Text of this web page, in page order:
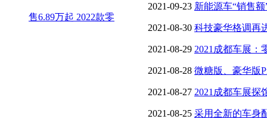
售6.89万起 2022款零
约
2021-09-23 新能源车“销售
光MINI居第八
2021-08-30 科技豪华格调再
2021成都车展
2021-08-29 2021成都车展：
2021-08-28 微糖版、豪华版
2021-08-27 2021成都车展探
2021-08-25 采用全新的车身